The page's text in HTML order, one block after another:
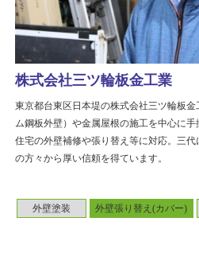
外壁塗装 外壁張り替え(カバー)
株式会社三ツ輪板金工業
東京都台東区日本堤の株式会社三ツ輪板
ム鋼板外壁）や金属屋根の施工を中心に
住宅の外壁補修や張り替え等に対応。三
の方々から厚い信頼を得ています。